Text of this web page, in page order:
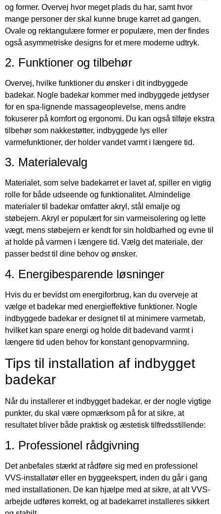
og former. Overvej hvor meget plads du har, samt hvor
mange personer der skal kunne bruge karret ad gangen.
Ovale og rektangulære former er populære, men der findes
også asymmetriske designs for et mere moderne udtryk.
2. Funktioner og tilbehør
Overvej, hvilke funktioner du ønsker i dit indbyggede
badekar. Nogle badekar kommer med indbyggede jetdyser
for en spa-lignende massageoplevelse, mens andre
fokuserer på komfort og ergonomi. Du kan også tilføje ekstra
tilbehør som nakkestøtter, indbyggede lys eller
varmefunktioner, der holder vandet varmt i længere tid.
3. Materialevalg
Materialet, som selve badekarret er lavet af, spiller en vigtig
rolle for både udseende og funktionalitet. Almindelige
materialer til badekar omfatter akryl, stål emalje og
støbejern. Akryl er populært for sin varmeisolering og lette
vægt, mens støbejern er kendt for sin holdbarhed og evne til
at holde på varmen i længere tid. Vælg det materiale, der
passer bedst til dine behov og ønsker.
4. Energibesparende løsninger
Hvis du er bevidst om energiforbrug, kan du overveje at
vælge et badekar med energieffektive funktioner. Nogle
indbyggede badekar er designet til at minimere varmetab,
hvilket kan spare energi og holde dit badevand varmt i
længere tid uden behov for konstant genopvarmning.
Tips til installation af indbygget
badekar
Når du installerer et indbygget badekar, er der nogle vigtige
punkter, du skal være opmærksom på for at sikre, at
resultatet bliver både praktisk og æstetisk tilfredsstillende:
1. Professionel rådgivning
Det anbefales stærkt at rådføre sig med en professionel
VVS-installatør eller en byggeekspert, inden du går i gang
med installationen. De kan hjælpe med at sikre, at alt VVS-
arbejde udføres korrekt, og at badekarret installeres sikkert